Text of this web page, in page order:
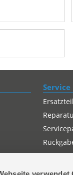
Service